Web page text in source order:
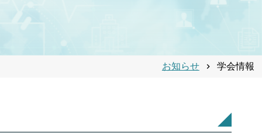
お知らせ chevron_right 学会情報